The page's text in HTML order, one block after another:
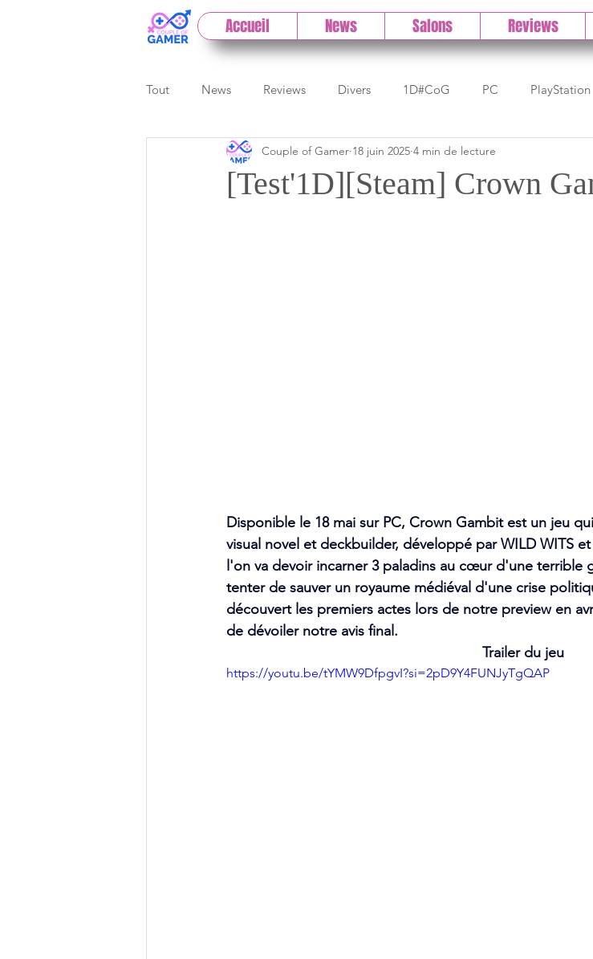
Accueil News Salons Reviews
Tout News Reviews Divers 1D#CoG PC PlayStation
Previews Cloud Test indé DLC
[Test'1D][Steam] Crown
Couple of Gamer 18 juin 2025 4 min de lecture
Disponible le 18 mai sur PC, Crown Gambit est un jeu
visual novel et deckbuilder, développé par WILD WITS
l'on va devoir incarner 3 paladins au cœur d'une terrible
tenter de sauver un royaume médiéval d'une crise
découvert les premiers actes lors de notre preview en
de dévoiler notre avis final.
Trailer du jeu
https://youtu.be/tYMW9DfpgvI?si=2pD9Y4FUNJyTgQAP